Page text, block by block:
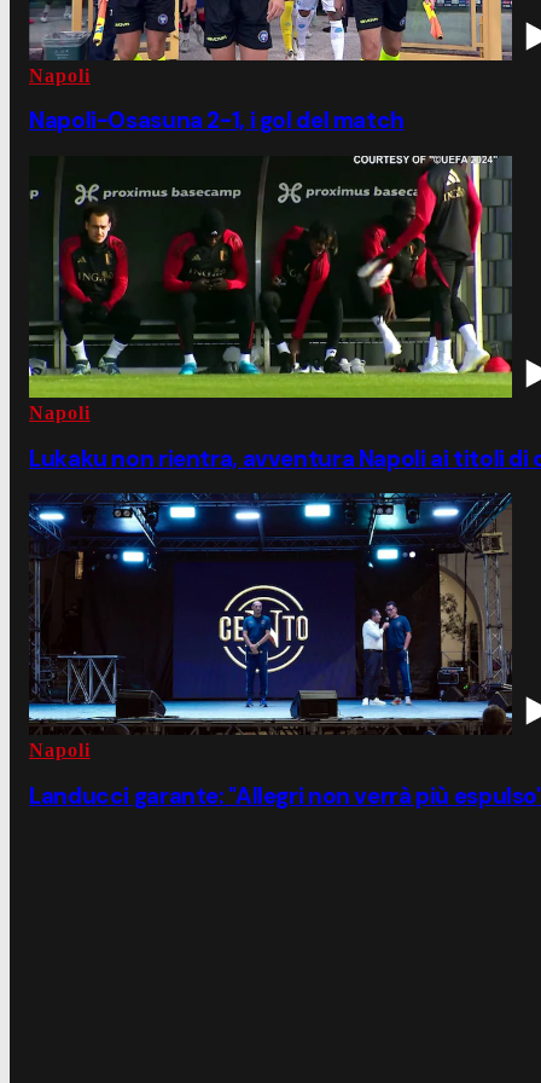
Napoli
Napoli-Osasuna 2-1, i gol del match
Napoli
Lukaku non rientra, avventura Napoli ai titoli di
Napoli
Landucci garante: "Allegri non verrà più